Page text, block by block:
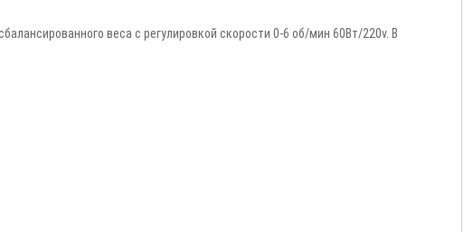
веса с регулировкой скорости 0-6 об/мин 60Вт/220v. В